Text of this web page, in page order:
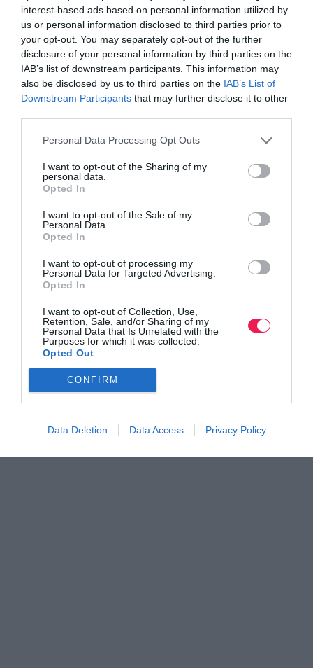
interest-based ads based on personal information utilized by
us or personal information disclosed to third parties prior to
your opt-out. You may separately opt-out of the further
disclosure of your personal information by third parties on the
IAB’s list of downstream participants. This information may
also be disclosed by us to third parties on the IAB’s List of
Downstream Participants that may further disclose it to other
Personal Data Processing Opt Outs
I want to opt-out of the Sharing of my
personal data.
Opted In
I want to opt-out of the Sale of my
Personal Data.
Opted In
I want to opt-out of processing my
Personal Data for Targeted Advertising.
Opted In
I want to opt-out of Collection, Use,
Retention, Sale, and/or Sharing of my
Personal Data that Is Unrelated with the
Purposes for which it was collected.
Opted Out
CONFIRM
Data Deletion Data Access Privacy Policy
Γίνε Συνδρομητής
Βρες το RUNNER!
Όλα τα Τεύχη